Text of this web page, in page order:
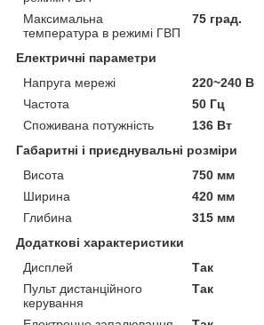
Максимальна
температура в режимі ГВП
75 град.
Електричні параметри
Напруга мережі
220~240 В
Частота
50 Гц
Споживана потужність
136 Вт
Габаритні і приєднувальні розміри
Висота
750 мм
Ширина
420 мм
Глибина
315 мм
Додаткові характеристики
Дисплей
Так
Пульт дистанційного
керування
Так